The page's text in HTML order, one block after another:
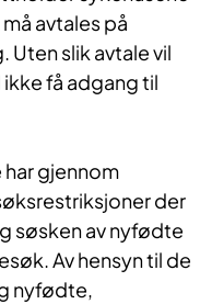
avtales på
Uten slik avtale vil
få adgang til
gjennom
der
søsken av nyfødte
Av hensyn til de
nyfødte,